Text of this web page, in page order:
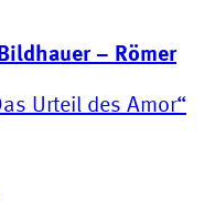
– Römer
Urteil des Amor“